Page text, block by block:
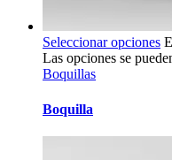
Seleccionar opciones
Las opciones se
Boquillas
Boquilla